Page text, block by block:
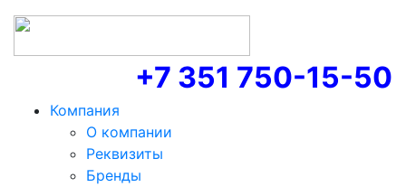
+7 351 750-15-50
Компания
О компании
Реквизиты
Бренды